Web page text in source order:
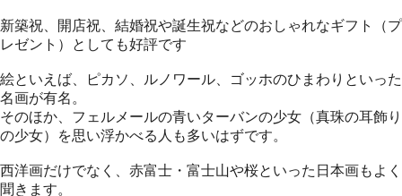
新築祝、開店祝、結婚祝や誕生祝などのおしゃれなギフト（プ
レゼント）としても好評です
絵といえば、ピカソ、ルノワール、ゴッホのひまわりといった
名画が有名。
そのほか、フェルメールの青いターバンの少女（真珠の耳飾り
の少女）を思い浮かべる人も多いはずです。
西洋画だけでなく、赤富士・富士山や桜といった日本画もよく
聞きます。